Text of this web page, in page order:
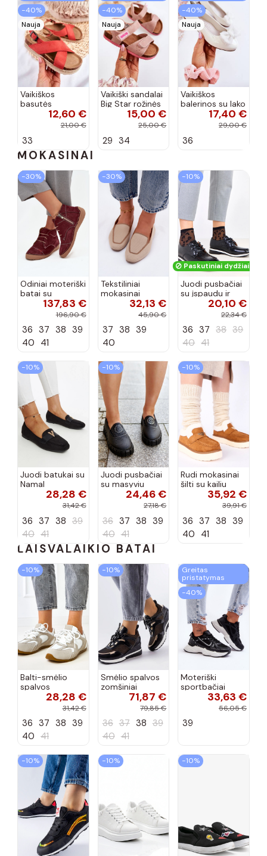
−40%
Nauja
Vaikiškos
basutės
koralinės12,60 €
21,00 €
33
−40%
Nauja
Vaikiški sandalai
Big Star rožinės
spalvos15,00 €
25,00 €
29 34
−40%
Nauja
Vaikiškos
balerinos su lako
efektu ir
kaspinais baltos
17,40 €
29,00 €
36
MOKASINAI
−30%
Odiniai moteriški
batai su
siūlėmis, pilies
tipo, Artiker
spalvos
137,83 €
196,90 €
36 37 38 39
40 41
−30%
Tekstiliniai
mokasinai
smėlio spalvos
32,13 €
45,90 €
37 38 39
40
−10%
Paskutiniai dydžiai!
Juodi pusbačiai
su įspaudu ir
kvadratiniu
priekiu Kerawa
20,10 €
22,34 €
36 37 38 39
40 41
−10%
Juodi batukai su
Namal
dekoracija28,28 €
31,42 €
36 37 38 39
40 41
−10%
Juodi pusbačiai
su masyviu
padu Teska24,46 €
27,18 €
36 37 38 39
40 41
−10%
Rudi mokasinai
šilti su kailiu
35,92 €
39,91 €
36 37 38 39
40 41
LAISVALAIKIO BATAI
−10%
Balti-smėlio
spalvos
sportiniai
Casey
28,28 €
31,42 €
36 37 38 39
40 41
−10%
Smėlio spalvos
zomšiniai
sportiniai
bateliai, „Karino"
71,87 €
79,85 €
36 37 38 39
40 41
Greitas
pristatymas
−40%
Moteriški
sportbačiai
juodos spalvos
33,63 €
56,05 €
39
−10% −10% −10%